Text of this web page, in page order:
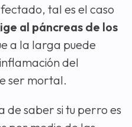
tal es el caso
al páncreas de los
a la larga puede
del
ser mortal.
de saber si tu perro es